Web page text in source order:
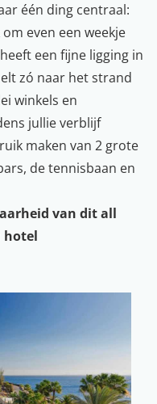
één ding centraal:
even een weekje
een fijne ligging in
zó naar het strand
winkels en
jullie verblijf
maken van 2 grote
de tennisbaan en
van dit all
hotel